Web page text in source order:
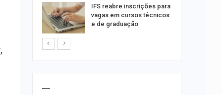
IFS reabre inscrições para
vagas em cursos técnicos
e de graduação
----